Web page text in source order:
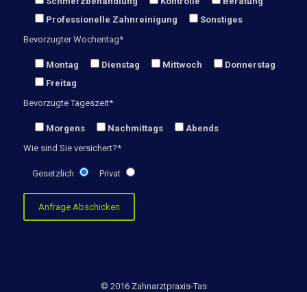
Professionelle Zahnreinigung
Sonstiges
Bevorzugter Wochentag*
Montag Dienstag Mittwoch
Donnerstag
Freitag
Bevorzugte Tageszeit*
Morgens Nachmittags
Abends
Wie sind Sie versichert?*
Gesetzlich Privat
© 2016 Zahnarztpraxis-Tas